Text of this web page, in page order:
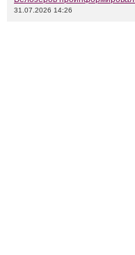
31.07.2026 14:26